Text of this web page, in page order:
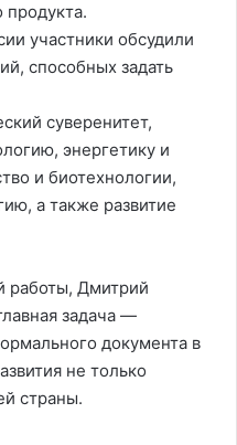
продукта.
участники обсудили
способных задать
суверенитет,
энергетику и
и биотехнологии,
а также развитие
работы, Дмитрий
задача —
документа в
не только
страны.